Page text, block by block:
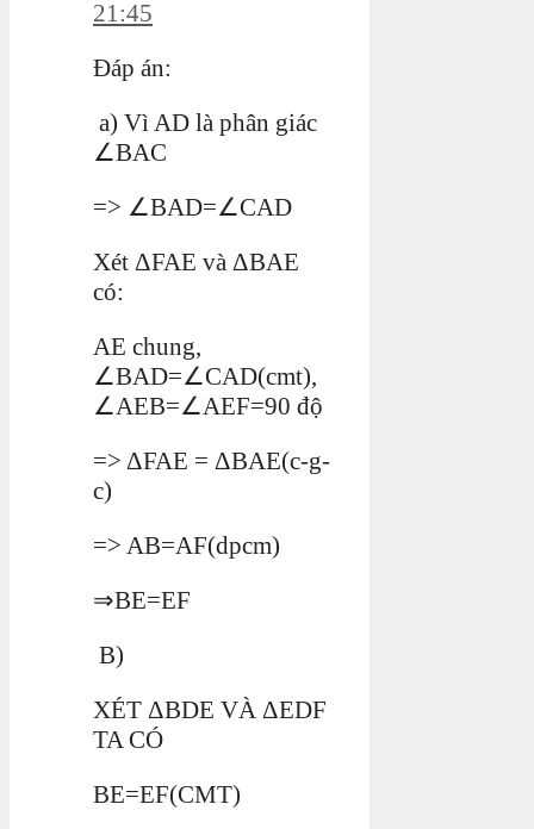
21:45
Đáp án:
a) Vì AD là phân giác
∠BAC
=> ∠BAD=∠CAD
Xét ΔFAE và ΔBAE
có:
AE chung,
∠BAD=∠CAD(cmt),
∠AEB=∠AEF=90 độ
=> ΔFAE = ΔBAE(c-g-
c)
=> AB=AF(dpcm)
⇒BE=EF
B)
XÉT ΔBDE VÀ ΔEDF
TA CÓ
BE=EF(CMT)